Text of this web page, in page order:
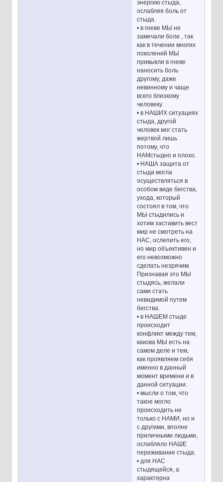
энергию стыда,
ослабляя боль от
стыда.
• в гневе МЫ не
замечали боли , так
как в течении многих
поколений МЫ
привыкли в гневе
наносить боль
другому, даже
невинному и чаще
всего близкому
человеку.
• в НАШИХ ситуациях
стыда, другой
человек мог стать
жертвой лишь
потому, что
НАМстыдно и плохо.
• НАША защита от
стыда могла
осуществляться в
особом виде бегства,
ухода, который
состоял в том, что
МЫ стыдились и
хотим заставить вест
мир не смотреть на
НАС, ослепить его,
но мир объективен и
его невозможно
сделать незрячим.
Признавая это МЫ
стыдясь, желали
сами стать
невидимой путем
бегства.
• в НАШЕМ стыде
происходит
конфликт между тем,
какова МЫ есть на
самом деле и тем,
как проявляем себя
именно в данный
момент времени и в
данной ситуации.
• мысли о том, что
такое могло
происходить не
только с НАМИ, но и
с другими, вполне
приличными людьми,
ослабляло НАШЕ
переживание стыда.
• для НАС
стыдящейся, а
характерна